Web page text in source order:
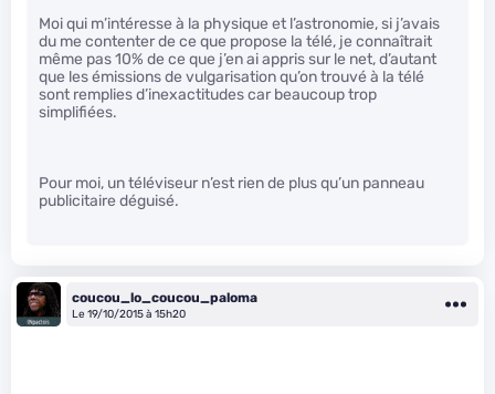
Moi qui m’intéresse à la physique et l’astronomie, si j’avais
du me contenter de ce que propose la télé, je connaîtrait
même pas 10% de ce que j’en ai appris sur le net, d’autant
que les émissions de vulgarisation qu’on trouvé à la télé
sont remplies d’inexactitudes car beaucoup trop
simplifiées.
Pour moi, un téléviseur n’est rien de plus qu’un panneau
publicitaire déguisé.
coucou_lo_coucou_paloma
Le 19/10/2015 à 15h20